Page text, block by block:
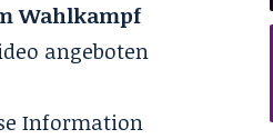
Wahlkampf
angeboten
Information